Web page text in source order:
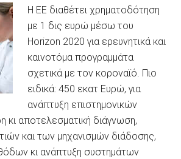
H EE διαθέτει χρηματοδότηση
με 1 δις ευρώ μέσω του
Horizon 2020 για ερευνητικά και
καινοτόμα προγραμμάτα
σχετικά με τον κοροναϊό. Πιο
ειδικά: 450 εκατ Ευρώ, για
ανάπτυξη επιστημονικών
κι αποτελεσματική διάγνωση,
και των μηχανισμών διάδοσης,
κι ανάπτυξη συστημάτων